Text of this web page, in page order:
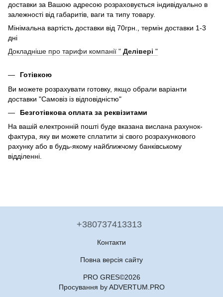
доставки за Вашою адресою розраховується індивідуально в
залежності від габаритів, ваги та типу товару.
Мінімальна вартість доставки від 70грн., термін доставки 1-3
дні
Докладніше про тарифи компанії " Делівері "
Готівкою
Ви можете розрахувати готовку, якщо обрали варіанти
доставки "Самовіз із відповідністю"
Безготівкова оплата за реквізитами
На вашій електронній пошті буде вказана вислана рахунок-
фактура, яку ви можете сплатити зі свого розрахункового
рахунку або в будь-якому найближчому банківському
відділенні.
+380737413313
Контакти
Повна версія сайту
PRO GRES©2026
Просування by ADVERTUM.PRO